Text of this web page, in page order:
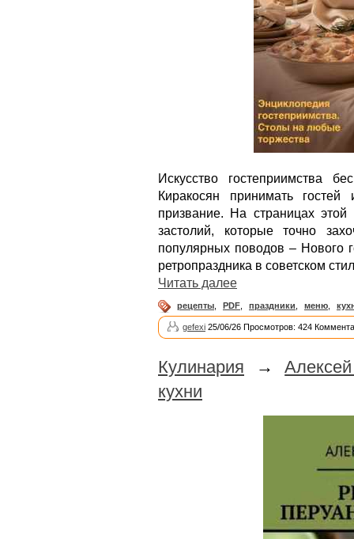
Искусство гостеприимства
Киракосян принимать
призвание. На страницах этой
застолий, которые точно
популярных поводов – Нового
ретропраздника в советском
Читать далее
рецепты PDF праздники меню
gefexi 25/06/26 Просмотров: 424
Кулинария →
кухни